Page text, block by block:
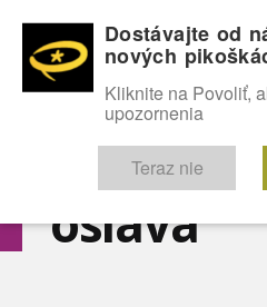
OMG! SEXICE
oslava
Dostávajte od
nových
Kliknite na Povoliť,
upozornenia
Teraz nie